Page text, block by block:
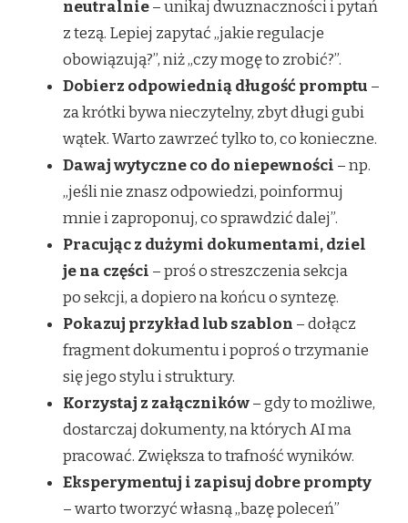
neutralnie– unikaj dwuznaczności i pytań
z tezą. Lepiej zapytać „jakie regulacje
obowiązują?”, niż „czy mogę to zrobić?”.
Dobierz odpowiednią długość promptu –
za krótki bywa nieczytelny, zbyt długi gubi
wątek. Warto zawrzeć tylko to, co konieczne.
Dawaj wytyczne co do niepewności – np.
„jeśli nie znasz odpowiedzi, poinformuj
mnie i zaproponuj, co sprawdzić dalej”.
Pracując z dużymi dokumentami, dziel
je na części – proś o streszczenia sekcja
po sekcji, a dopiero na końcu o syntezę.
Pokazuj przykład lub szablon – dołącz
fragment dokumentu i poproś o trzymanie
się jego stylu i struktury.
Korzystaj z załączników– gdy to możliwe,
dostarczaj dokumenty, na których AI ma
pracować. Zwiększa to trafność wyników.
Eksperymentuj i zapisuj dobre prompty
– warto tworzyć własną „bazę poleceń”